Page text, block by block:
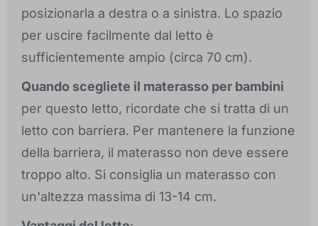
posizionarla a destra o a sinistra. Lo spazio
per uscire facilmente dal letto è
sufficientemente ampio (circa 70 cm).
Quando scegliete il materasso per bambini
per questo letto, ricordate che si tratta di un
letto con barriera. Per mantenere la funzione
della barriera, il materasso non deve essere
troppo alto. Si consiglia un materasso con
un'altezza massima di 13-14 cm.